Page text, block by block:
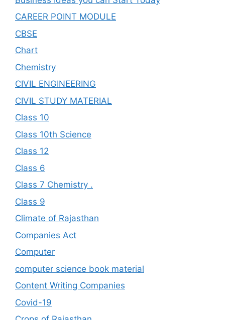
CAREER POINT MODULE
CBSE
Chart
Chemistry
CIVIL ENGINEERING
CIVIL STUDY MATERIAL
Class 10
Class 10th Science
Class 12
Class 6
Class 7 Chemistry .
Class 9
Climate of Rajasthan
Companies Act
Computer
computer science book material
Content Writing Companies
Covid-19